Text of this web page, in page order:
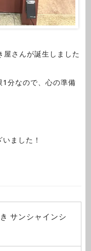
屋さんが誕生しました
1分なので、心の準備
ました！
サンシャインシ